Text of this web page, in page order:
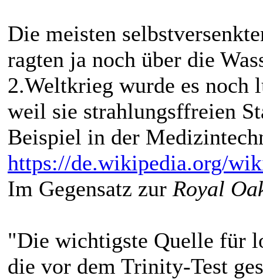
Die meisten
ragten ja noch über die
2.Weltkrieg wurde es noch
weil sie strahlungsffreien
Beispiel in der
https://de.wikipedia.org/
Im Gegensatz zur Royal
"Die wichtigste Quelle für
die vor dem Trinity-Test